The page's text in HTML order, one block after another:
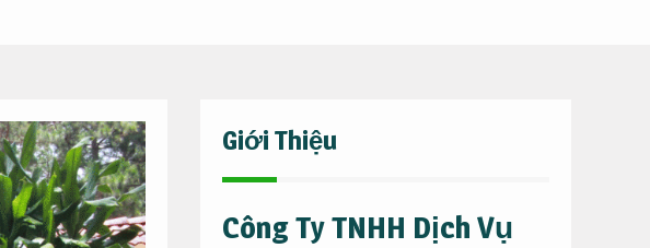
Giới Thiệu
Công Ty TNHH Dịch Vụ